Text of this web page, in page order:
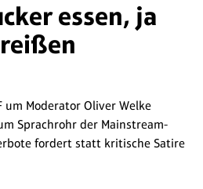
essen, ja
um Moderator Oliver Welke
Sprachrohr der Mainstream-
fordert statt kritische Satire